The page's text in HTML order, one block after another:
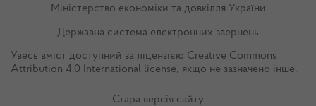
Міністерство економіки та довкілля України
Державна система електронних звернень
Увесь вміст доступний за ліцензією Creative Commons
Attribution 4.0 International license, якщо не зазначено інше.
Стара версія сайту